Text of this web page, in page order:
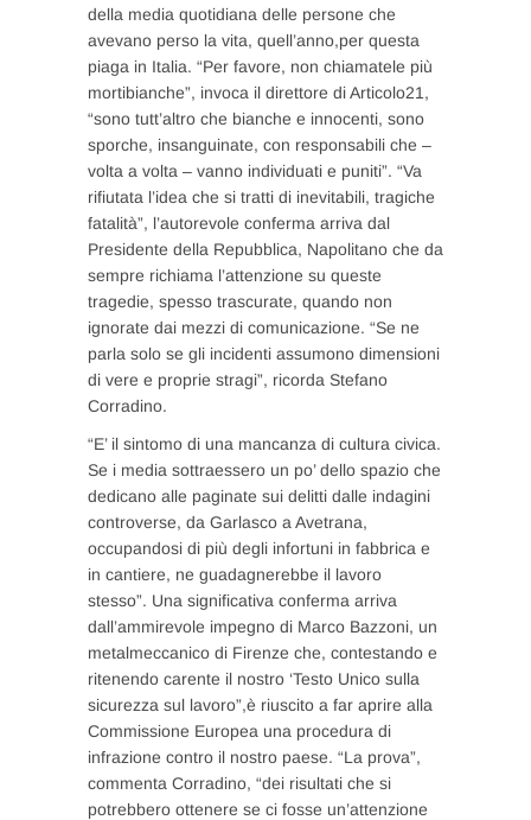
della media quotidiana delle persone che
avevano perso la vita, quell’anno,per questa
piaga in Italia. “Per favore, non chiamatele più
mortibianche”, invoca il direttore di Articolo21,
“sono tutt’altro che bianche e innocenti, sono
sporche, insanguinate, con responsabili che –
volta a volta – vanno individuati e puniti”. “Va
rifiutata l’idea che si tratti di inevitabili, tragiche
fatalità”, l’autorevole conferma arriva dal
Presidente della Repubblica, Napolitano che da
sempre richiama l’attenzione su queste
tragedie, spesso trascurate, quando non
ignorate dai mezzi di comunicazione. “Se ne
parla solo se gli incidenti assumono dimensioni
di vere e proprie stragi”, ricorda Stefano
Corradino.
“E’ il sintomo di una mancanza di cultura civica.
Se i media sottraessero un po’ dello spazio che
dedicano alle paginate sui delitti dalle indagini
controverse, da Garlasco a Avetrana,
occupandosi di più degli infortuni in fabbrica e
in cantiere, ne guadagnerebbe il lavoro
stesso”. Una significativa conferma arriva
dall’ammirevole impegno di Marco Bazzoni, un
metalmeccanico di Firenze che, contestando e
ritenendo carente il nostro ‘Testo Unico sulla
sicurezza sul lavoro”,è riuscito a far aprire alla
Commissione Europea una procedura di
infrazione contro il nostro paese. “La prova”,
commenta Corradino, “dei risultati che si
potrebbero ottenere se ci fosse un’attenzione